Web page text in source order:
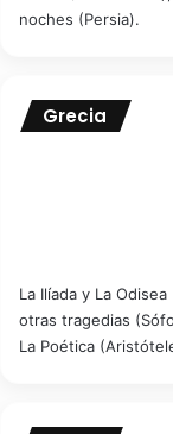
noches (Persia).
Grecia
La Ilíada y La
otras tragedias
La Poética